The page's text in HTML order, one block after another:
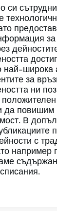
си
за
най-широка
за
ни
да повишим
В
с
например